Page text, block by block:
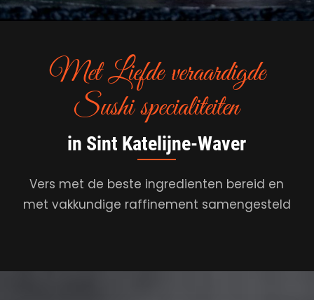
Met Liefde veraardigde
Sushi specialiteiten
in Sint Katelijne-Waver
Vers met de beste ingredienten bereid en
met vakkundige raffinement samengesteld